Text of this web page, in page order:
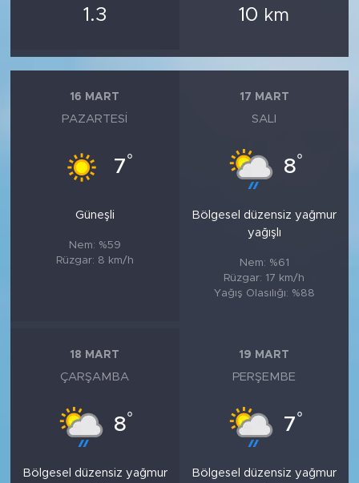
1.3 10 km
16 MART
PAZARTESI
7°
Güneşli
Nem: %59
Rüzgar: 8 km/h
17 MART
SALI
8°
Bölgesel düzensiz yağmur
yağışlı
Nem: %61
Rüzgar: 17 km/h
Yağış Olasılığı: %88
18 MART
ÇARŞAMBA
8°
Bölgesel düzensiz yağmur
19 MART
PERŞEMBE
7°
Bölgesel düzensiz yağmur